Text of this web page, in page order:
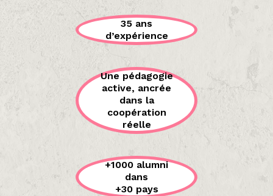
35 ans
d’expérience
Une pédagogie
active, ancrée
dans la
coopération
réelle
+1000 alumni
dans
+30 pays